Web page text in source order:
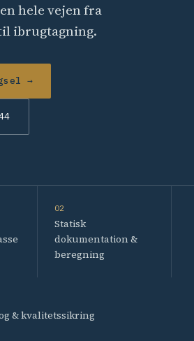
hele vejen fra
ibrugtagning.
→
02
Statisk
dokumentation &
beregning
& kvalitetssikring